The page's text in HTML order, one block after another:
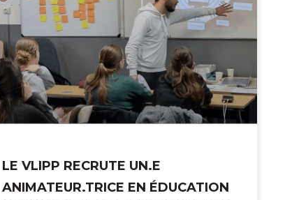
LE VLIPP RECRUTE UN.E
ANIMATEUR.TRICE EN ÉDUCATION